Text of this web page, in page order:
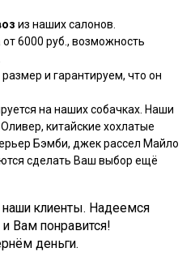
из наших салонов.
от 6000 руб., возможность
и гарантируем, что он
на наших собачках. Наши
китайские хохлатые
Бэмби, джек рассел Майло
сделать Ваш выбор ещё
наши клиенты. Надеемся
Вам понравится!
деньги.